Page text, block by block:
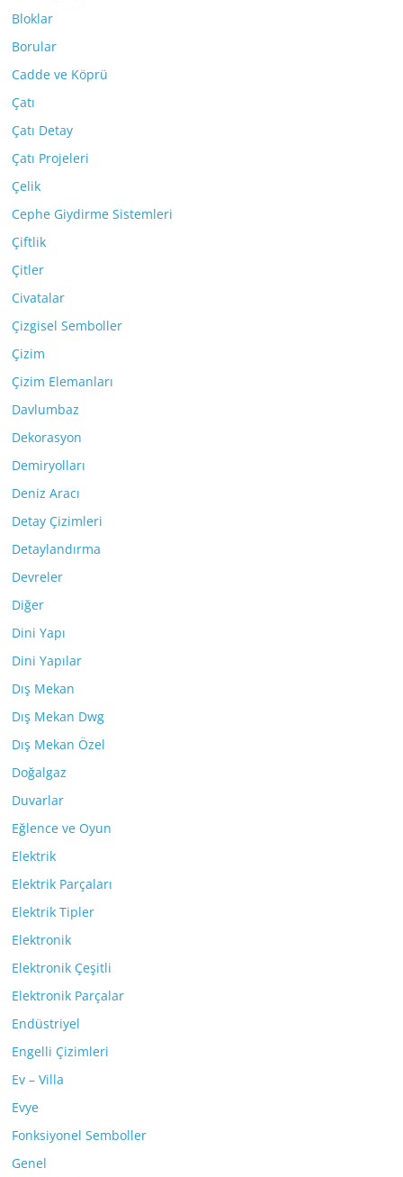
Bloklar
Borular
Cadde ve Köprü
Çatı
Çatı Detay
Çatı Projeleri
Çelik
Cephe Giydirme Sistemleri
Çiftlik
Çitler
Civatalar
Çizgisel Semboller
Çizim
Çizim Elemanları
Davlumbaz
Dekorasyon
Demiryolları
Deniz Aracı
Detay Çizimleri
Detaylandırma
Devreler
Diğer
Dini Yapı
Dini Yapılar
Dış Mekan
Dış Mekan Dwg
Dış Mekan Özel
Doğalgaz
Duvarlar
Eğlence ve Oyun
Elektrik
Elektrik Parçaları
Elektrik Tipler
Elektronik
Elektronik Çeşitli
Elektronik Parçalar
Endüstriyel
Engelli Çizimleri
Ev – Villa
Evye
Fonksiyonel Semboller
Genel